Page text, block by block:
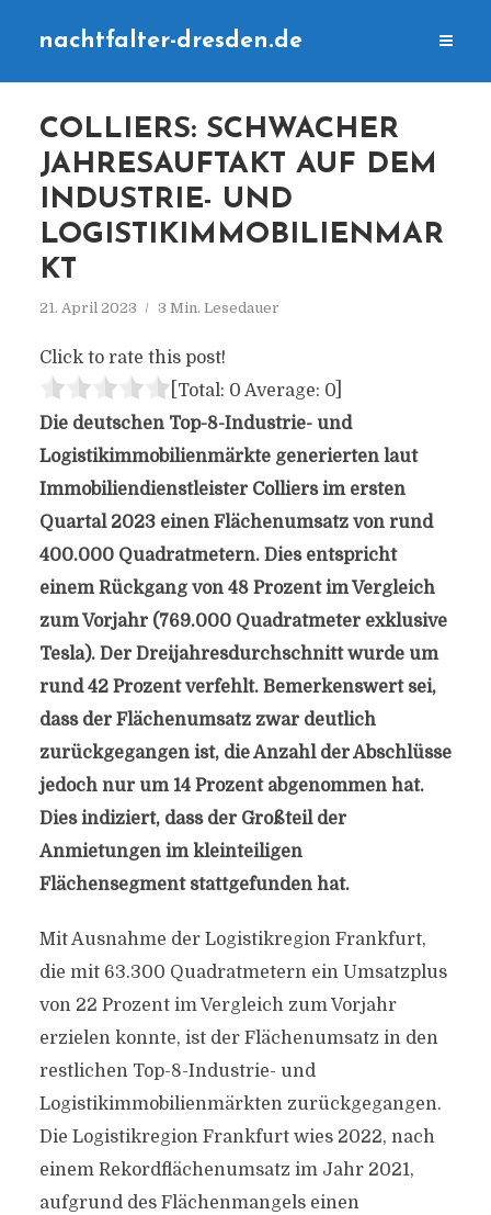
nachtfalter-dresden.de
COLLIERS: SCHWACHER
JAHRESAUFTAKT AUF DEM
INDUSTRIE- UND
LOGISTIKIMMOBILIENMAR
KT
21. April 2023 3 Min. Lesedauer
Click to rate this post!
[Total: 0 Average: 0]
Die deutschen Top-8-Industrie- und
Logistikimmobilienmärkte generierten laut
Immobiliendienstleister Colliers im ersten
Quartal 2023 einen Flächenumsatz von rund
400.000 Quadratmetern. Dies entspricht
einem Rückgang von 48 Prozent im Vergleich
zum Vorjahr (769.000 Quadratmeter exklusive
Tesla). Der Dreijahresdurchschnitt wurde um
rund 42 Prozent verfehlt. Bemerkenswert sei,
dass der Flächenumsatz zwar deutlich
zurückgegangen ist, die Anzahl der Abschlüsse
jedoch nur um 14 Prozent abgenommen hat.
Dies indiziert, dass der Großteil der
Anmietungen im kleinteiligen
Flächensegment stattgefunden hat.
Mit Ausnahme der Logistikregion Frankfurt,
die mit 63.300 Quadratmetern ein Umsatzplus
von 22 Prozent im Vergleich zum Vorjahr
erzielen konnte, ist der Flächenumsatz in den
restlichen Top-8-Industrie- und
Logistikimmobilienmärkten zurückgegangen.
Die Logistikregion Frankfurt wies 2022, nach
einem Rekordflächenumsatz im Jahr 2021,
aufgrund des Flächenmangels einen